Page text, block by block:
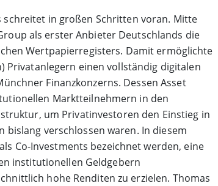
in großen Schritten voran. Mitte
als erster Anbieter Deutschlands die
Wertpapierregisters. Damit ermöglichte
Privatanlegern einen vollständig digitalen
Finanzkonzerns. Dessen Asset
Marktteilnehmern in den
um Privatinvestoren den Einstieg in
verschlossen waren. In diesem
Co-Investments bezeichnet werden, eine
institutionellen Geldgebern
hohe Renditen zu erzielen. Thomas